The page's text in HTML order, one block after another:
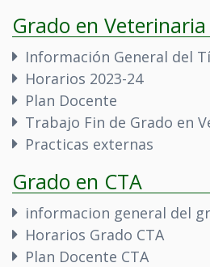
Grado en Veterinaria
Información General del
Horarios 2023-24
Plan Docente
Trabajo Fin de Grado en
Practicas externas
Grado en CTA
informacion general del
Horarios Grado CTA
Plan Docente CTA